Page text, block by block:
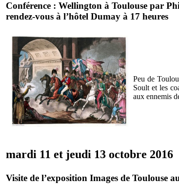
Conférence : Wellington à Toulouse par
rendez-vous à l’hôtel Dumay à 17 heures
Peu de
Soult et les
aux ennemis
mardi 11 et jeudi 13 octobre 2016
Visite de l’exposition Images de Toulouse